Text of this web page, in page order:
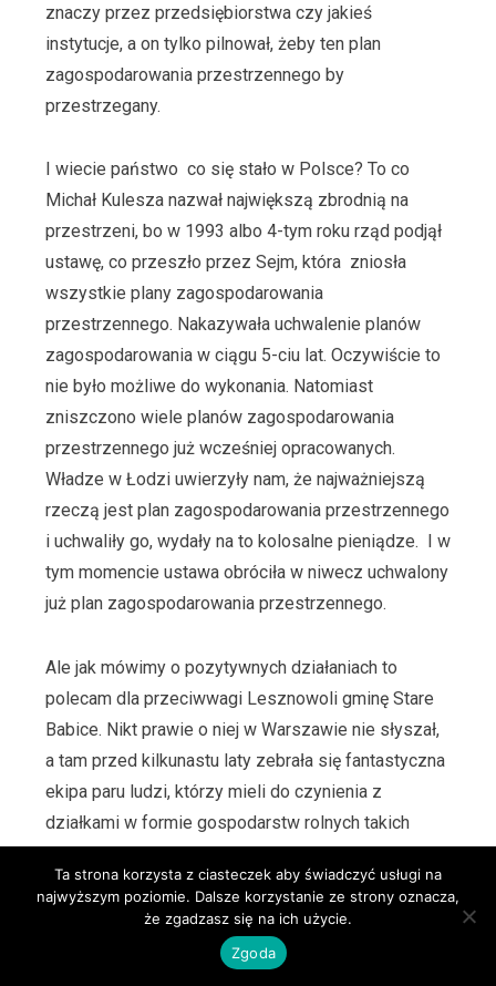
znaczy przez przedsiębiorstwa czy jakieś
instytucje, a on tylko pilnował, żeby ten plan
zagospodarowania przestrzennego by
przestrzegany.
I wiecie państwo co się stało w Polsce? To co
Michał Kulesza nazwał największą zbrodnią na
przestrzeni, bo w 1993 albo 4-tym roku rząd podjął
ustawę, co przeszło przez Sejm, która zniosła
wszystkie plany zagospodarowania
przestrzennego. Nakazywała uchwalenie planów
zagospodarowania w ciągu 5-ciu lat. Oczywiście to
nie było możliwe do wykonania. Natomiast
zniszczono wiele planów zagospodarowania
przestrzennego już wcześniej opracowanych.
Władze w Łodzi uwierzyły nam, że najważniejszą
rzeczą jest plan zagospodarowania przestrzennego
i uchwaliły go, wydały na to kolosalne pieniądze. I w
tym momencie ustawa obróciła w niwecz uchwalony
już plan zagospodarowania przestrzennego.
Ale jak mówimy o pozytywnych działaniach to
polecam dla przeciwwagi Lesznowoli gminę Stare
Babice. Nikt prawie o niej w Warszawie nie słyszał,
a tam przed kilkunastu laty zebrała się fantastyczna
ekipa paru ludzi, którzy mieli do czynienia z
działkami w formie gospodarstw rolnych takich
metrów. Bo to jest z kolei efekt polskiego prawa
dziedziczenia. U nas nie było nigdy primogenitury i
ojciec przydzielał każdemu po kawałku i zwykle
Ta strona korzysta z ciasteczek aby świadczyć usługi na
najwyższym poziomie. Dalsze korzystanie ze strony oznacza,
że zgadzasz się na ich użycie.
Zgoda